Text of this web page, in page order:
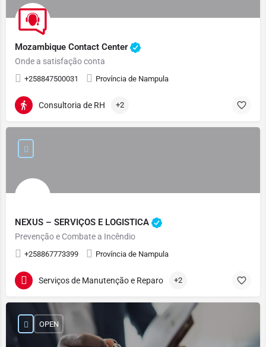
Mozambique Contact Center
Onde a satisfação conta
+258847500031 Província de Nampula
Consultoria de RH +2
NEXUS – SERVIÇOS E LOGISTICA
Prevenção e Combate a Incêndio
+258867773399 Província de Nampula
Serviços de Manutenção e Reparo +2
OPEN